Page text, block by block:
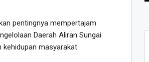
pentingnya mempertajam
Daerah Aliran Sungai
masyarakat.